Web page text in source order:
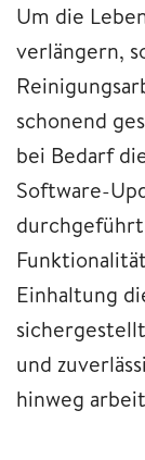
Um die
verlängern,
schonend
bei Bedarf
Software-
Einhaltung
und
hinweg